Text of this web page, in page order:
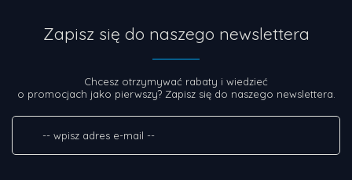
Zapisz się do naszego newslettera
Chcesz otrzymywać rabaty i wiedzieć
o promocjach jako pierwszy? Zapisz się do naszego newslettera.